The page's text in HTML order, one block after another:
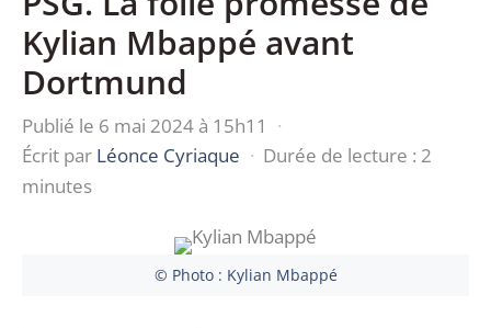
Kylian Mbappé avant
Dortmund
Publié le 6 mai 2024 à 15h11
·
Écrit par Léonce Cyriaque · Durée de lecture : 2
minutes
© Photo : Kylian Mbappé